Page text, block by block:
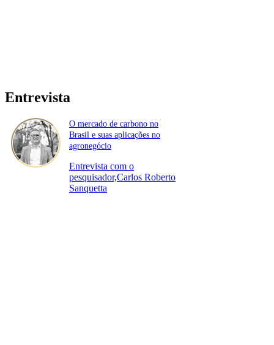
Entrevista
O mercado de carbono no
Brasil e suas aplicações no
agronegócio
Entrevista com o
pesquisador,Carlos Roberto
Sanquetta